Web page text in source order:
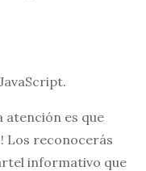
atención es que
Los reconocerás
informativo que